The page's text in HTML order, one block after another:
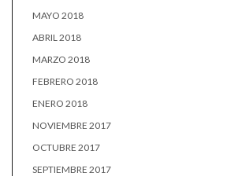
MAYO 2018
ABRIL 2018
MARZO 2018
FEBRERO 2018
ENERO 2018
NOVIEMBRE 2017
OCTUBRE 2017
SEPTIEMBRE 2017